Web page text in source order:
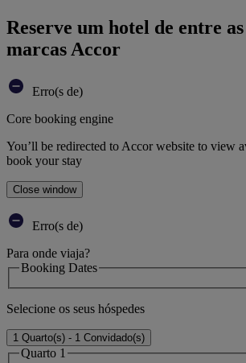
Reserve um hotel de entre
marcas Accor
Erro(s de)
Core booking engine
You’ll be redirected to Accor website to view
book your stay
Close window
Erro(s de)
Para onde viaja?
Booking Dates
Selecione os seus hóspedes
1 Quarto(s) - 1 Convidado(s)
Quarto 1